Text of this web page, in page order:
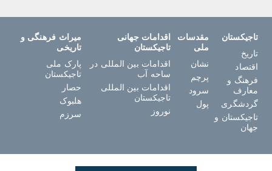
تاجیکستان
تاریخ
اقتصاد
فرهنگ و
معارف
گردشگری
تاجیکستان و
جهان
مقدسات
ملی
نشان
پرچم
سرود
پول
اقدامات جهانی
تاجیکستان
اقدامات بین المللی در
ساحه آب
اقدامات بین المللی
تاجیکستان
نوروز
میراث فرهنگی و
تاریخی
پارک ملی
تاجیکستان
حصار
هلبوک
سرزم